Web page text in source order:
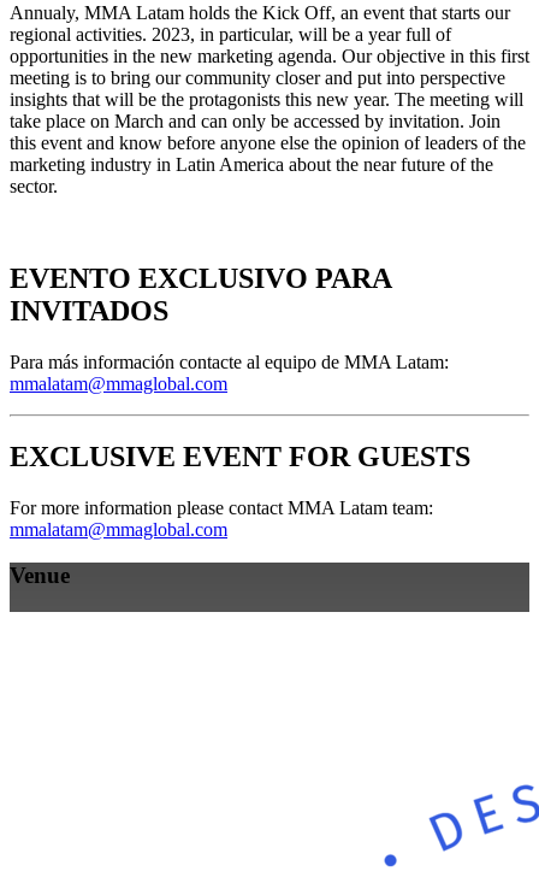
Annualy, MMA Latam holds the Kick Off, an event that starts our
regional activities. 2023, in particular, will be a year full of
opportunities in the new marketing agenda. Our objective in this first
meeting is to bring our community closer and put into perspective
insights that will be the protagonists this new year. The meeting will
take place on March and can only be accessed by invitation. Join
this event and know before anyone else the opinion of leaders of the
marketing industry in Latin America about the near future of the
sector.
EVENTO EXCLUSIVO PARA
INVITADOS
Para más información contacte al equipo de MMA Latam:
mmalatam@mmaglobal.com
EXCLUSIVE EVENT FOR GUESTS
For more information please contact MMA Latam team:
mmalatam@mmaglobal.com
Venue